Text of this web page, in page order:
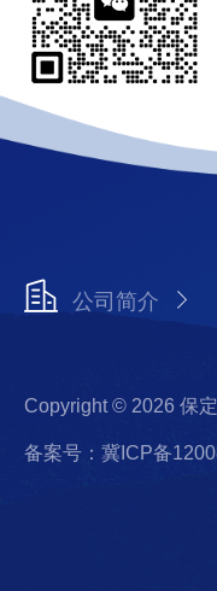
公司简介
Copyright © 2026 保
备案号：冀ICP备